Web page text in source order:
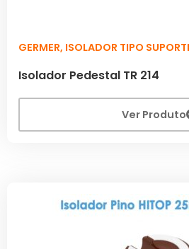
GERMER, ISOLADOR TIPO
Isolador Pedestal TR 214
Ver Produto